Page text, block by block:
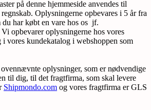
på denne hjemmeside anvendes til
Oplysningerne opbevares i 5 år fra
du har købt en vare hos os jf.
opbevarer oplysningerne hos vores
i vores kundekatalog i webshoppen som
oplysninger, som er nødvendige
til dig, til det fragtfirma, som skal levere
Shipmondo.com og vores fragtfirma er GLS